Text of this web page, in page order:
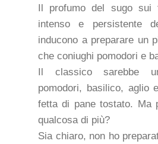
Il profumo del sugo sui
intenso e persistente
inducono a preparare un
che coniughi pomodori e
Il classico sarebbe
pomodori, basilico, aglio
fetta di pane tostato. Ma
qualcosa di più?
Sia chiaro, non ho